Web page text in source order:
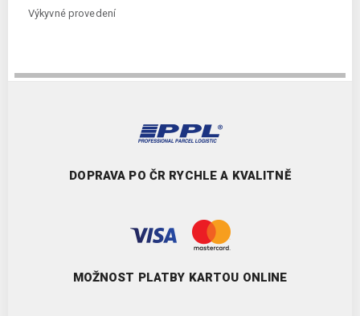
Výkyvné provedení
DOPRAVA PO ČR RYCHLE A KVALITNĚ
MOŽNOST PLATBY KARTOU ONLINE